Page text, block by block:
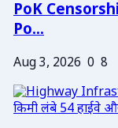
PoK
Po...
Aug 3, 2026 0 8